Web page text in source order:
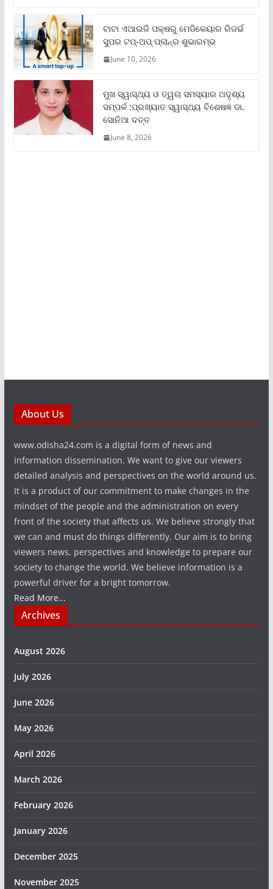
ଟାଟା ଏଆଇଜି ପକ୍ଷରୁ ମେଡିକେୟାର ରିଜର୍ଭ
ସୁପର ଟପ୍‌-ଅପ୍ ପ୍ଲାନ୍‌ର ଶୁଭାରମ୍ଭ
June 10, 2026
ମୁଖ ସ୍ୱାସ୍ଥ୍ୟ ଓ ତ୍ୱଚା ସମସ୍ୟାର ଅଦୃଶ୍ୟ
ସମ୍ପର୍କ :ପ୍ରଖ୍ୟାତ ସ୍ୱାସ୍ଥ୍ୟ ବିଶେଷଜ୍ଞ ଡା.
ସୋନିଆ ଦତ୍ତ
June 8, 2026
About Us
www.odisha24.com is a digital form of news and
information dissemination. We want to give our viewers
detailed analysis and perspectives on the world around us.
It is a product of our commitment to make changes in the
mindset of the people and the administration on every
front of the society that affects us. We believe strongly that
we can and must do things differently. Our aim is to bring
viewers news, perspectives and knowledge to prepare our
society to change the world. We believe information is a
powerful driver for a bright tomorrow.
Read More...
Archives
August 2026
July 2026
June 2026
May 2026
April 2026
March 2026
February 2026
January 2026
December 2025
November 2025